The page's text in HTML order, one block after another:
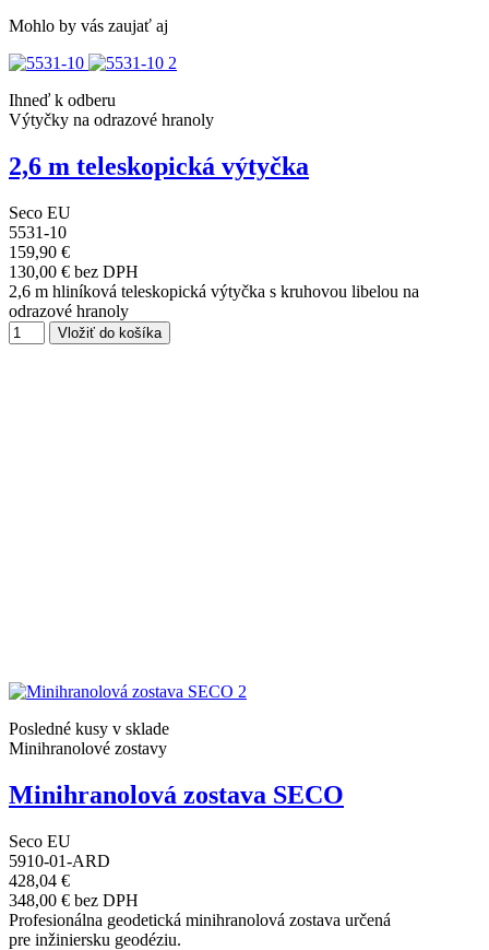
Mohlo by vás zaujať aj
Ihneď k odberu
Výtyčky na odrazové hranoly
2,6 m teleskopická výtyčka
Seco EU
5531-10
159,90 €
130,00 € bez DPH
2,6 m hliníková teleskopická výtyčka s kruhovou libelou na
odrazové hranoly
Vložiť do košíka
Posledné kusy v sklade
Minihranolové zostavy
Minihranolová zostava SECO
Seco EU
5910-01-ARD
428,04 €
348,00 € bez DPH
Profesionálna geodetická minihranolová zostava určená
pre inžiniersku geodéziu.